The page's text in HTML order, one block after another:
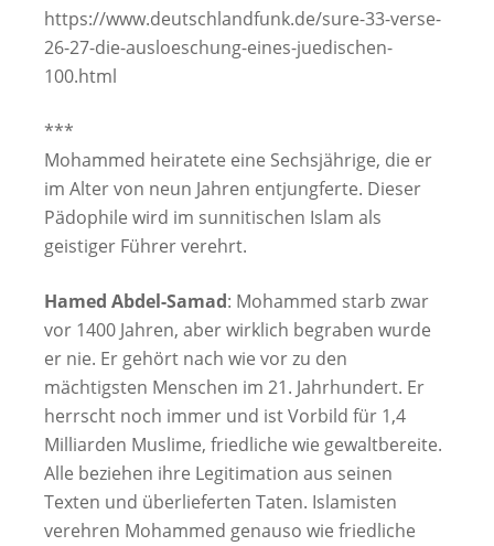
https://www.deutschlandfunk.de/sure-33-verse-
26-27-die-ausloeschung-eines-juedischen-
100.html
***
Mohammed heiratete eine Sechsjährige, die er
im Alter von neun Jahren entjungferte. Dieser
Pädophile wird im sunnitischen Islam als
geistiger Führer verehrt.
Hamed Abdel-Samad: Mohammed starb zwar
vor 1400 Jahren, aber wirklich begraben wurde
er nie. Er gehört nach wie vor zu den
mächtigsten Menschen im 21. Jahrhundert. Er
herrscht noch immer und ist Vorbild für 1,4
Milliarden Muslime, friedliche wie gewaltbereite.
Alle beziehen ihre Legitimation aus seinen
Texten und überlieferten Taten. Islamisten
verehren Mohammed genauso wie friedliche